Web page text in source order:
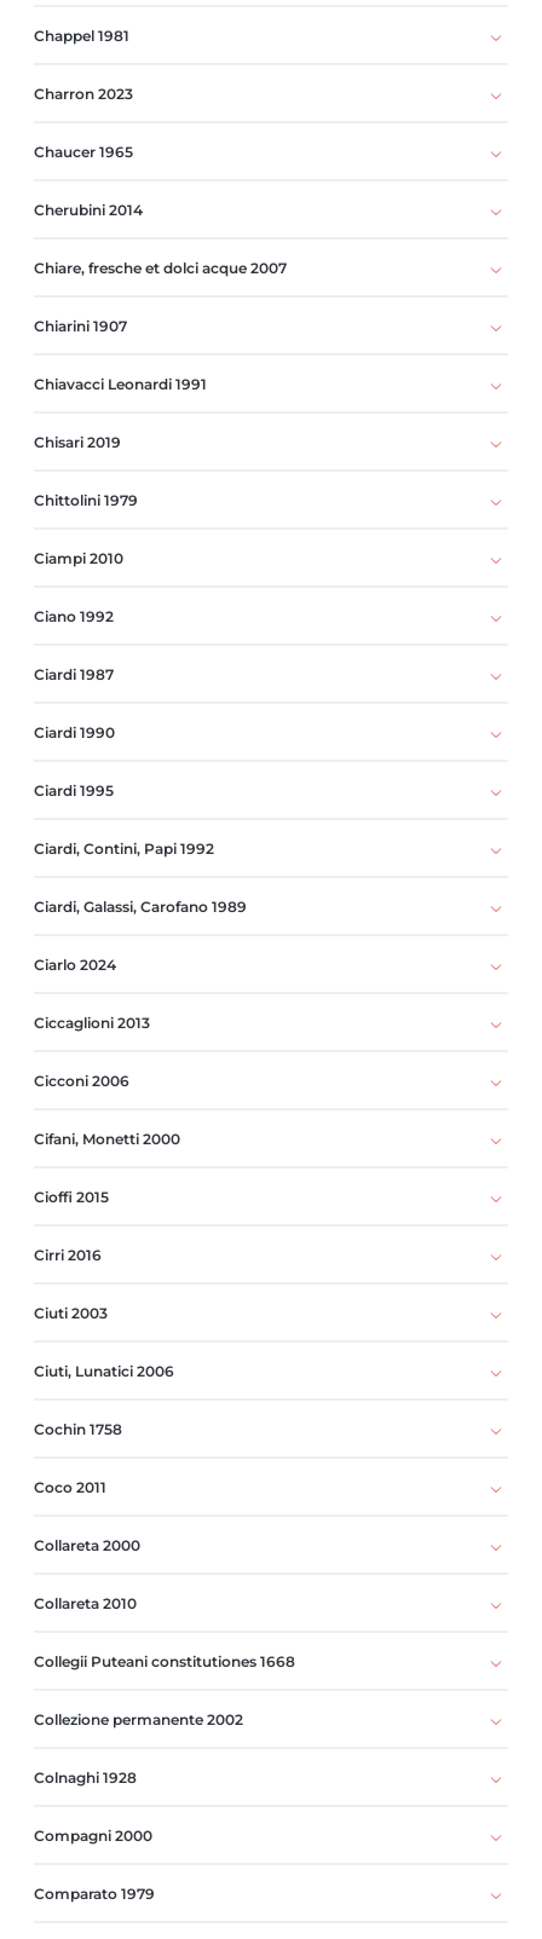
Chappel 1981
Charron 2023
Chaucer 1965
Cherubini 2014
Chiare, fresche et dolci acque 2007
Chiarini 1907
Chiavacci Leonardi 1991
Chisari 2019
Chittolini 1979
Ciampi 2010
Ciano 1992
Ciardi 1987
Ciardi 1990
Ciardi 1995
Ciardi, Contini, Papi 1992
Ciardi, Galassi, Carofano 1989
Ciarlo 2024
Ciccaglioni 2013
Cicconi 2006
Cifani, Monetti 2000
Cioffi 2015
Cirri 2016
Ciuti 2003
Ciuti, Lunatici 2006
Cochin 1758
Coco 2011
Collareta 2000
Collareta 2010
Collegii Puteani constitutiones 1668
Collezione permanente 2002
Colnaghi 1928
Compagni 2000
Comparato 1979